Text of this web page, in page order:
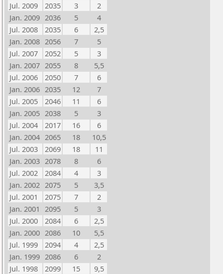
Jul. 2009
2035 3
2
Jan. 2009 2036 5
4
Jul. 2008
2035 6
2,5
Jan. 2008 2056 7
5
Jul. 2007
2052 5
3
Jan. 2007 2055 8
5,5
Jul. 2006
2050 7
6
Jan. 2006 2035 12
7
Jul. 2005
2046 11
6
Jan. 2005 2038 5
3
Jul. 2004
2017 16
6
Jan. 2004 2065 18
10,5
Jul. 2003
2069 18
11
Jan. 2003 2078 8
6
Jul. 2002
2084 4
3
Jan. 2002 2075 5
3,5
Jul. 2001
2075 7
2
Jan. 2001 2095 5
3
Jul. 2000
2084 6
2,5
Jan. 2000 2086 10
5,5
Jul. 1999
2094 4
2,5
Jan. 1999 2086 6
2
Jul. 1998
2099 15
9,5